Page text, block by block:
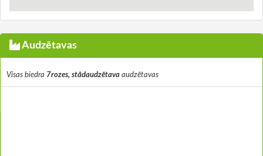
Audzētavas
Visas biedra 7rozes, stādaudzētava audzētavas